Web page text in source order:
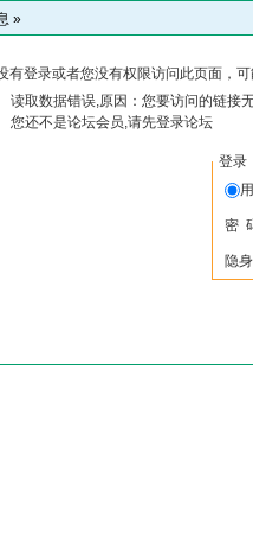
»
有登录或者您没有权限访问此页面，
读取数据错误,原因：您要访问的链接
您还不是论坛会员,请先登录论坛
登录
密
隐